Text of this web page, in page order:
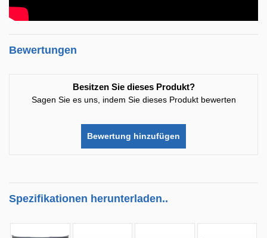
Bewertungen
Besitzen Sie dieses Produkt?
Sagen Sie es uns, indem Sie dieses Produkt bewerten
Bewertung hinzufügen
Spezifikationen herunterladen..